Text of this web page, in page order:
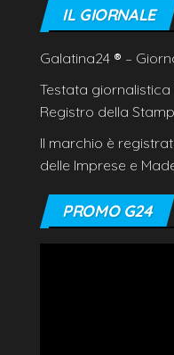
IL GIORNALE
Galatina24 ® –
Testata giornalistica
Registro della
Il marchio è
delle Imprese e
PROMO G24